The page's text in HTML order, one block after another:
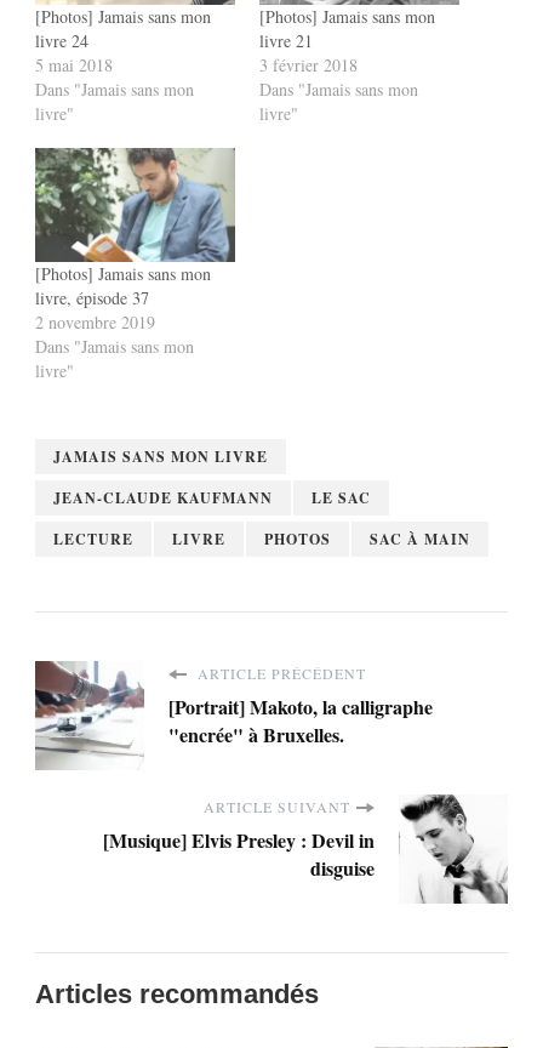
[Photos] Jamais sans mon
livre 24
5 mai 2018
Dans "Jamais sans mon
livre"
[Photos] Jamais sans mon
livre 21
3 février 2018
Dans "Jamais sans mon
livre"
[Photos] Jamais sans mon
livre, épisode 37
2 novembre 2019
Dans "Jamais sans mon
livre"
JAMAIS SANS MON LIVRE
JEAN-CLAUDE KAUFMANN
LE SAC
LECTURE
LIVRE PHOTOS SAC À MAIN
ARTICLE PRÉCÉDENT
[Portrait] Makoto, la calligraphe
"encrée" à Bruxelles.
ARTICLE SUIVANT
[Musique] Elvis Presley : Devil in
disguise
Articles recommandés